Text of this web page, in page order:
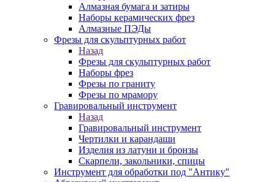
Алмазная бумага и затиры
Наборы керамических фрез
Алмазные ПЭДы
Фрезы для скульптурных работ
Назад
Фрезы для скульптурных работ
Наборы фрез
Фрезы по граниту
Фрезы по мрамору
Гравировальный инструмент
Назад
Гравировальный инструмент
Чертилки и карандаши
Изделия из латуни и бронзы
Скарпели, закольники, спицы
Инструмент для обработки под "Антику"